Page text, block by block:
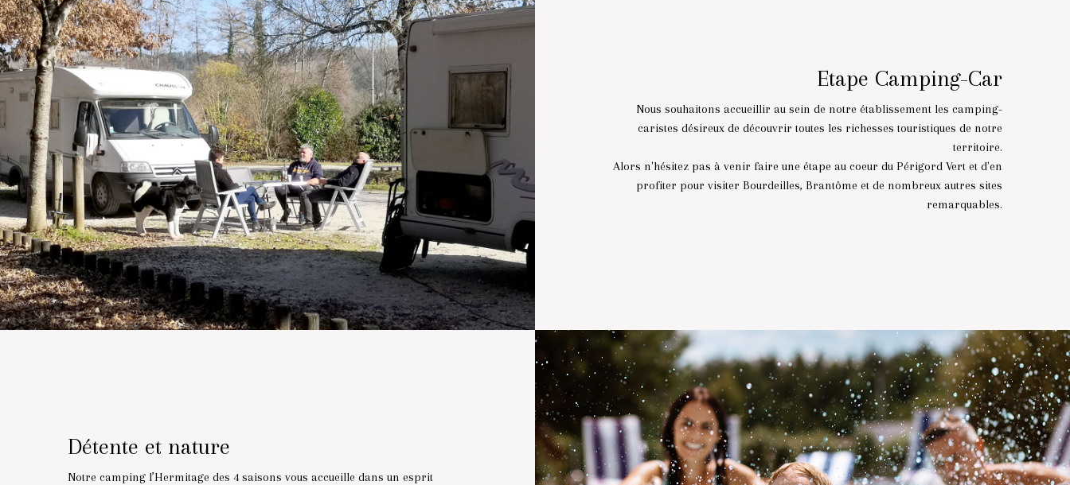
Etape Camping-Car
Nous souhaitons accueillir au sein de notre établissement les camping-
caristes désireux de découvrir toutes les richesses touristiques de notre
territoire.
Alors n'hésitez pas à venir faire une étape au coeur du Périgord Vert et d'en
profiter pour visiter Bourdeilles, Brantôme et de nombreux autres sites
remarquables.
Détente et nature
Notre camping l’Hermitage des 4 saisons vous accueille dans un esprit